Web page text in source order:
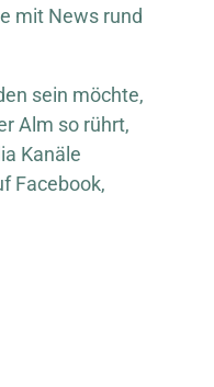
mit News rund
sein möchte,
Alm so rührt,
Kanäle
Facebook,